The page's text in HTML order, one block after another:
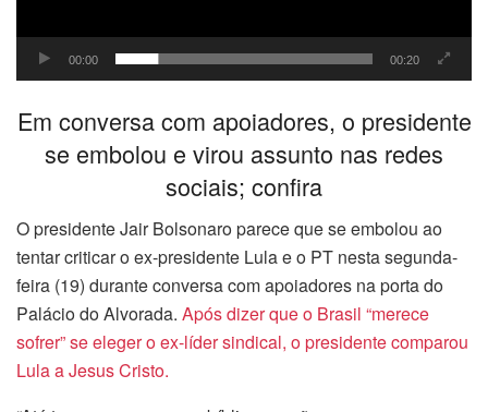
00:00 00:20
Em conversa com apoiadores, o presidente
se embolou e virou assunto nas redes
sociais; confira
O presidente Jair Bolsonaro parece que se embolou ao
tentar criticar o ex-presidente Lula e o PT nesta segunda-
feira (19) durante conversa com apoiadores na porta do
Palácio do Alvorada. Após dizer que o Brasil “merece
sofrer” se eleger o ex-líder sindical, o presidente comparou
Lula a Jesus Cristo.